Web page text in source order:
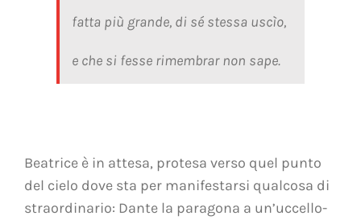
fatta più grande, di sé stessa uscìo,
e che si fesse rimembrar non sape.
Beatrice è in attesa, protesa verso quel punto
del cielo dove sta per manifestarsi qualcosa di
straordinario: Dante la paragona a un’uccello-